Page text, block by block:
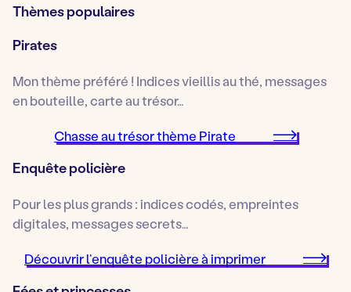
Thèmes populaires
Pirates
Mon thème préféré ! Indices vieillis au thé, messages
en bouteille, carte au trésor…
Chasse au trésor thème Pirate
Enquête policière
Pour les plus grands : indices codés, empreintes
digitales, messages secrets…
Découvrir l’enquête policière à imprimer